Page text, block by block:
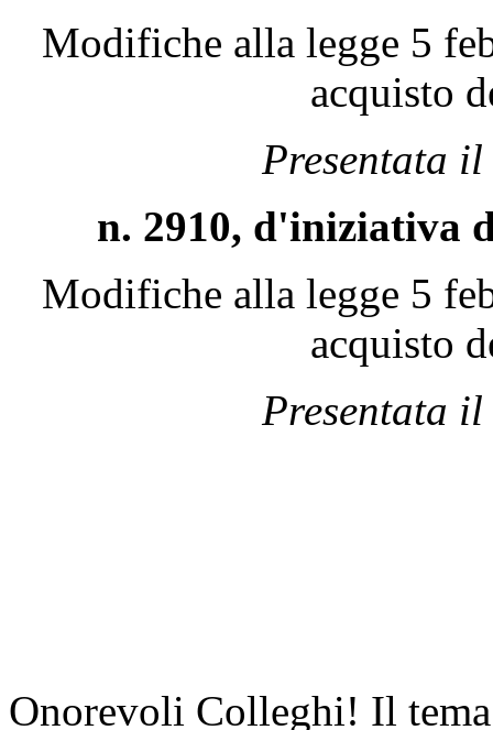
Modifiche alla legge 5
acquisto
Presentata
n. 2910, d'iniziativa
Modifiche alla legge 5
acquisto
Presentata
Onorevoli Colleghi! Il